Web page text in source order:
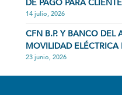
DE PAGO PARA
14 julio, 2026
CFN B.P. Y BANCO DEL
MOVILIDAD
23 junio, 2026